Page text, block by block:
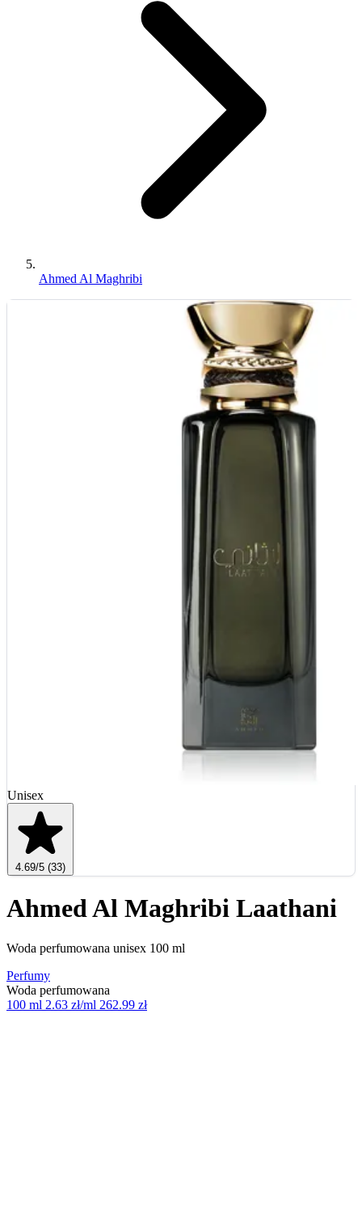
Ahmed Al Maghribi
Unisex
4.69/5 (33)
Ahmed Al Maghribi Laathani
Woda perfumowana unisex 100 ml
Perfumy
Woda perfumowana
100 ml 2.63 zł/ml 262.99 zł